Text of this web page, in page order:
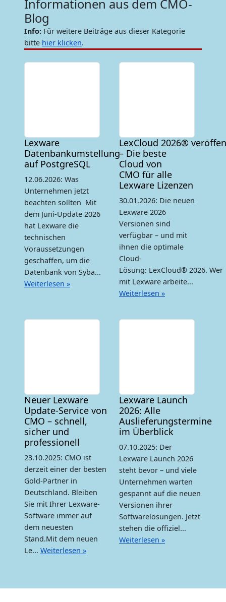
Informationen aus dem CMO-
Blog
Info: Für weitere Beiträge aus dieser Kategorie
bitte hier klicken.
Lexware
Datenbankumstellung
auf PostgreSQL
12.06.2026: Was
Unternehmen jetzt
beachten sollten Mit
dem Juni-Update 2026
hat Lexware die
technischen
Voraussetzungen
geschaffen, um die
Datenbank von Syba...
Weiterlesen »
LexCloud 2026®
– Die beste
Cloud von
CMO für alle
Lexware Lizenzen
30.01.2026: Die neuen
Lexware 2026
Versionen sind
verfügbar – und mit
ihnen die optimale
Cloud-
Lösung: LexCloud® 2026. Wer
mit Lexware arbeite...
Weiterlesen »
Neuer Lexware
Update-Service von
CMO – schnell,
sicher und
professionell
23.10.2025: CMO ist
derzeit einer der besten
Gold-Partner in
Deutschland. Bleiben
Sie mit Ihrer Lexware-
Software immer auf
dem neuesten
Stand.Mit dem neuen
Le... Weiterlesen »
Lexware Launch
2026: Alle
Auslieferungstermine
im Überblick
07.10.2025: Der
Lexware Launch 2026
steht bevor – und viele
Unternehmen warten
gespannt auf die neuen
Versionen ihrer
Softwarelösungen. Jetzt
stehen die offiziel...
Weiterlesen »